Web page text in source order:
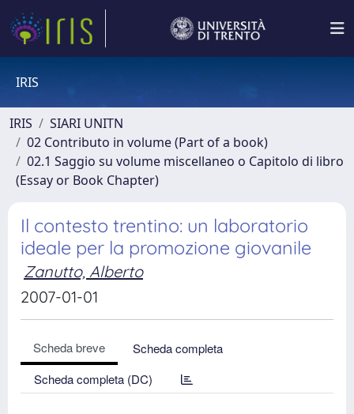
IRIS
IRIS
SIARI UNITN
02 Contributo in volume (Part of a book)
02.1 Saggio su volume miscellaneo o Capitolo di libro
(Essay or Book Chapter)
Il contesto trentino: un laboratorio
ideale per la promozione giovanile
Zanutto, Alberto
2007-01-01
Scheda breve
Scheda completa
Scheda completa (DC)